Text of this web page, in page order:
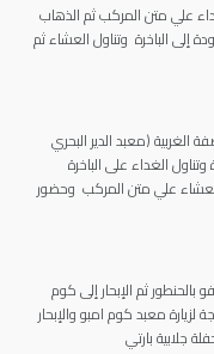
علي متن المركب ثم الذهاب
إلى الباخرة وتناول العشاء ثم
الغربية (معبد الدير البحري
الغداء على الباخرة
العشاء علي متن المركب وحضور
ثم الإبحار إلى كوم
لزيارة معبد كوم امبو والإبحار
جلابية بارتي